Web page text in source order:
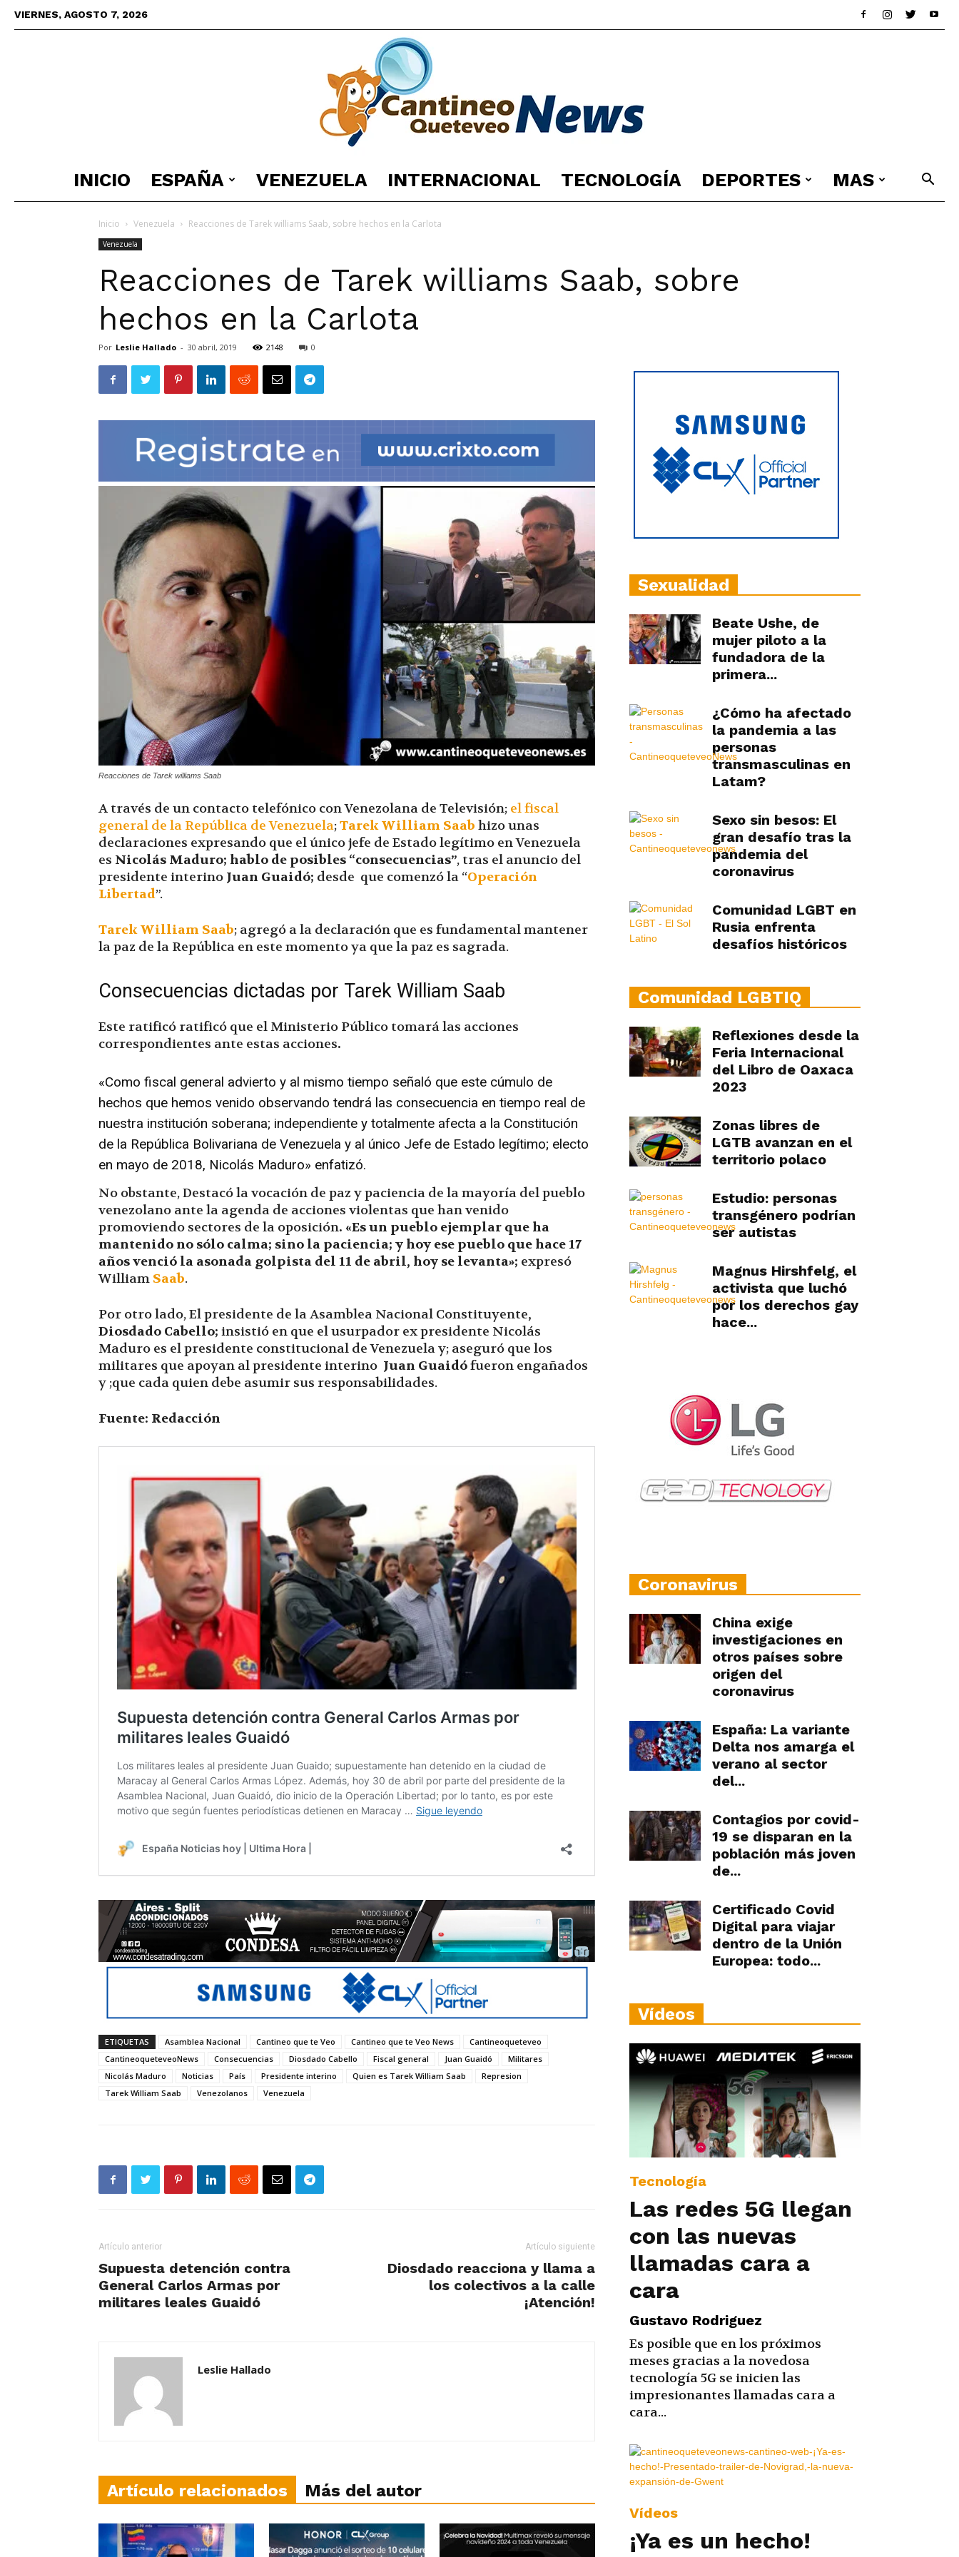
VIERNES, AGOSTO 7, 2026
España
|
Ultima
Hora
|
INICIO ESPAÑA VENEZUELA INTERNACIONAL TECNOLOGÍA DEPORTES MAS
Inicio Venezuela Reacciones de Tarek williams Saab, sobre hechos en la Carlota
Venezuela
Reacciones de Tarek williams Saab, sobre
hechos en la Carlota
Por Leslie Hallado - 30 abril, 2019 2148 0
Reacciones de Tarek williams Saab
A través de un contacto telefónico con Venezolana de Televisión; el fiscal
general de la República de Venezuela;Tarek William Saab hizo unas
declaraciones expresando que el único jefe de Estado legítimo en Venezuela
es Nicolás Maduro; hablo de posibles “consecuencias”, tras el anuncio del
presidente interino Juan Guaidó; desde que comenzó la “Operación
Libertad”.
Tarek William Saab; agregó a la declaración que es fundamental mantener
la paz de la República en este momento ya que la paz es sagrada.
Consecuencias dictadas por Tarek William Saab
Este ratificó ratificó que el Ministerio Público tomará las acciones
correspondientes ante estas acciones.
«Como fiscal general advierto y al mismo tiempo señaló que este cúmulo de
hechos que hemos venido observando tendrá las consecuencia en tiempo real de
nuestra institución soberana; independiente y totalmente afecta a la Constitución
de la República Bolivariana de Venezuela y al único Jefe de Estado legítimo; electo
en mayo de 2018, Nicolás Maduro» enfatizó.
No obstante, Destacó la vocación de paz y paciencia de la mayoría del pueblo
venezolano ante la agenda de acciones violentas que han venido
promoviendo sectores de la oposición. «Es un pueblo ejemplar que ha
mantenido no sólo calma; sino la paciencia; y hoy ese pueblo que hace 17
años venció la asonada golpista del 11 de abril, hoy se levanta»; expresó
William Saab.
Por otro lado, El presidente de la Asamblea Nacional Constituyente,
Diosdado Cabello; insistió en que el usurpador ex presidente Nicolás
Maduro es el presidente constitucional de Venezuela y; aseguró que los
militares que apoyan al presidente interino Juan Guaidófueron engañados
y ;que cada quien debe asumir sus responsabilidades.
Fuente: Redacción
ETIQUETAS Asamblea Nacional Cantineo que te Veo Cantineo que te Veo News
Cantineoqueteveo
CantineoqueteveoNews
Consecuencias Diosdado Cabello Fiscal general Juan Guaidó
Militares
Nicolás Maduro
Noticias País Presidente interino Quien es Tarek William Saab
Represion
Tarek William Saab
Venezolanos Venezuela
Artículo anterior
Supuesta detención contra
General Carlos Armas por
militares leales Guaidó
Artículo siguiente
Diosdado reacciona y llama a
los colectivos a la calle
¡Atención!
Leslie Hallado
Artículo relacionados Más del autor
Sexualidad
Beate Ushe, de
mujer piloto a la
fundadora de la
primera...
¿Cómo ha afectado
la pandemia a las
personas
transmasculinas en
Latam?
Sexo sin besos: El
gran desafío tras la
pandemia del
coronavirus
Comunidad LGBT en
Rusia enfrenta
desafíos históricos
Comunidad LGBTIQ
Reflexiones desde la
Feria Internacional
del Libro de Oaxaca
2023
Zonas libres de
LGTB avanzan en el
territorio polaco
Estudio: personas
transgénero podrían
ser autistas
Magnus Hirshfelg, el
activista que luchó
por los derechos gay
hace...
Coronavirus
China exige
investigaciones en
otros países sobre
origen del
coronavirus
España: La variante
Delta nos amarga el
verano al sector
del...
Contagios por covid-
19 se disparan en la
población más joven
de...
Certificado Covid
Digital para viajar
dentro de la Unión
Europea: todo...
Vídeos
Tecnología
Las redes 5G llegan
con las nuevas
llamadas cara a
cara
Gustavo Rodriguez
Es posible que en los próximos
meses gracias a la novedosa
tecnología 5G se inicien las
impresionantes llamadas cara a
cara...
Vídeos
¡Ya es un hecho!